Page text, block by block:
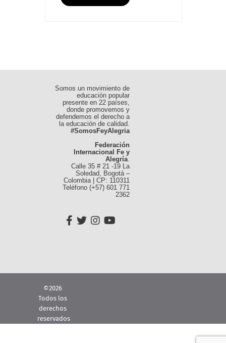
Somos un movimiento de
educación popular
presente en 22 países,
donde promovemos y
defendemos el derecho a
la educación de calidad.
#SomosFeyAlegria
Federación
Internacional Fe y
Alegría.
Calle 35 # 21 -19 La
Soledad, Bogotá –
Colombia | CP: 110311
Teléfono (+57) 601 771
2362
©2026
Todos los
derechos
reservados